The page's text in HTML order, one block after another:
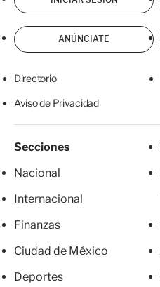
ANÚNCIATE
Directorio
Aviso de Privacidad
Secciones
Nacional
Internacional
Finanzas
Ciudad de México
Deportes